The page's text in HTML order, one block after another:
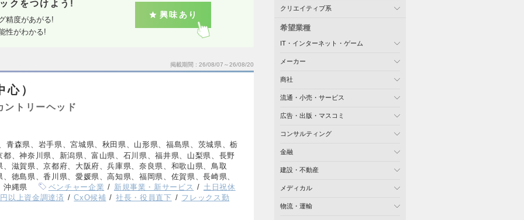
クをつけよう!
精度があがる!
性がわかる!
興味あり
掲載期間 26/08/07～26/08/20
）
ントリーヘッド
青森県、岩手県、宮城県、秋田県、山形県、福島県、茨城県、栃
、神奈川県、新潟県、富山県、石川県、福井県、山梨県、長野
滋賀県、京都府、大阪府、兵庫県、奈良県、和歌山県、鳥取
徳島県、香川県、愛媛県、高知県、福岡県、佐賀県、長崎県、
沖縄県
ベンチャー企業 新規事業・新サービス
土日祝休
以上資金調達済
CxO候補 社長・役員直下 フレックス勤
クリエイティブ系
希望業種
IT・インターネット・ゲーム
メーカー
商社
流通・小売・サービス
広告・出版・マスコミ
コンサルティング
金融
建設・不動産
メディカル
物流・運輸